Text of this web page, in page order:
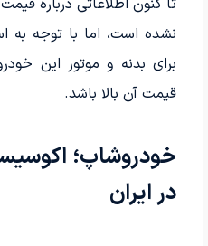
نشده است، اما با توجه
برای بدنه و موتور این
قیمت آن بالا باشد.
خودروشاپ؛
در ایران